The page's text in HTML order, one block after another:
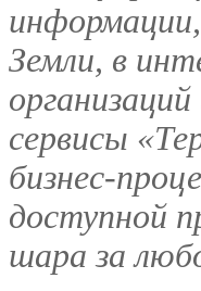
Земли, в
сервисы
бизнес-
доступной
шара за